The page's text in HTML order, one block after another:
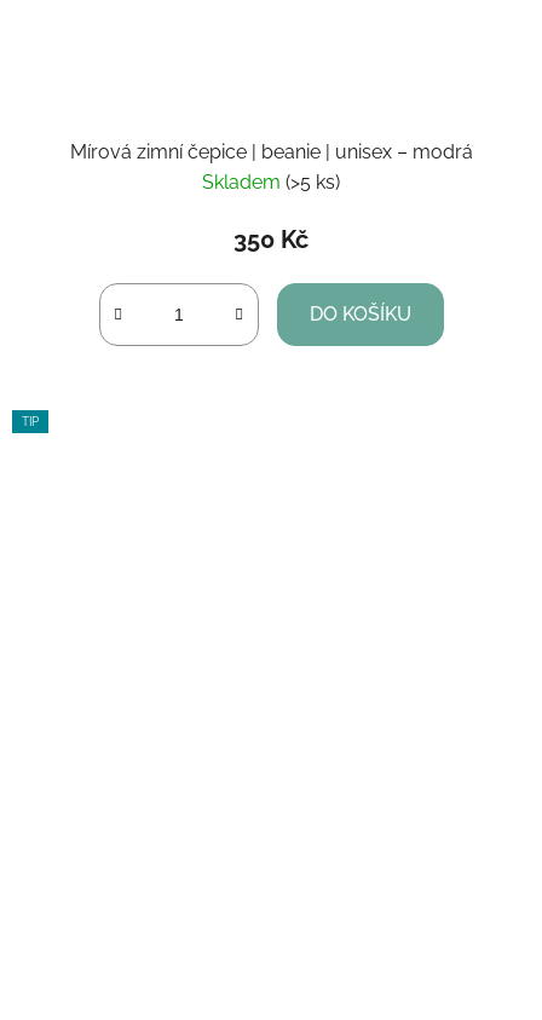
Mírová zimní čepice | beanie | unisex – modrá
Skladem (>5 ks)
350 Kč
DO KOŠÍKU
TIP